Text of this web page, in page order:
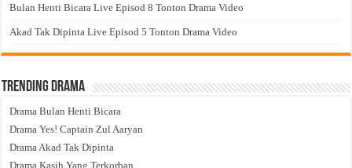
Bulan Henti Bicara Live Episod 8 Tonton Drama Video
Akad Tak Dipinta Live Episod 5 Tonton Drama Video
Trending Drama
Drama Bulan Henti Bicara
Drama Yes! Captain Zul Aaryan
Drama Akad Tak Dipinta
Drama Kasih Yang Terkorban